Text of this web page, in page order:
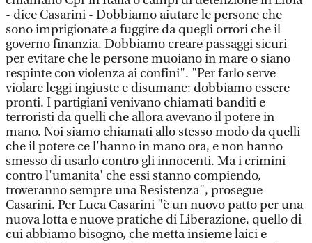
- dice Casarini - Dobbiamo aiutare le persone che
sono imprigionate a fuggire da quegli orrori che il
governo finanzia. Dobbiamo creare passaggi sicuri
per evitare che le persone muoiano in mare o siano
respinte con violenza ai confini". "Per farlo serve
violare leggi ingiuste e disumane: dobbiamo essere
pronti. I partigiani venivano chiamati banditi e
terroristi da quelli che allora avevano il potere in
mano. Noi siamo chiamati allo stesso modo da quelli
che il potere ce l'hanno in mano ora, e non hanno
smesso di usarlo contro gli innocenti. Ma i crimini
contro l'umanita' che essi stanno compiendo,
troveranno sempre una Resistenza", prosegue
Casarini. Per Luca Casarini "è un nuovo patto per una
nuova lotta e nuove pratiche di Liberazione, quello di
cui abbiamo bisogno, che metta insieme laici e